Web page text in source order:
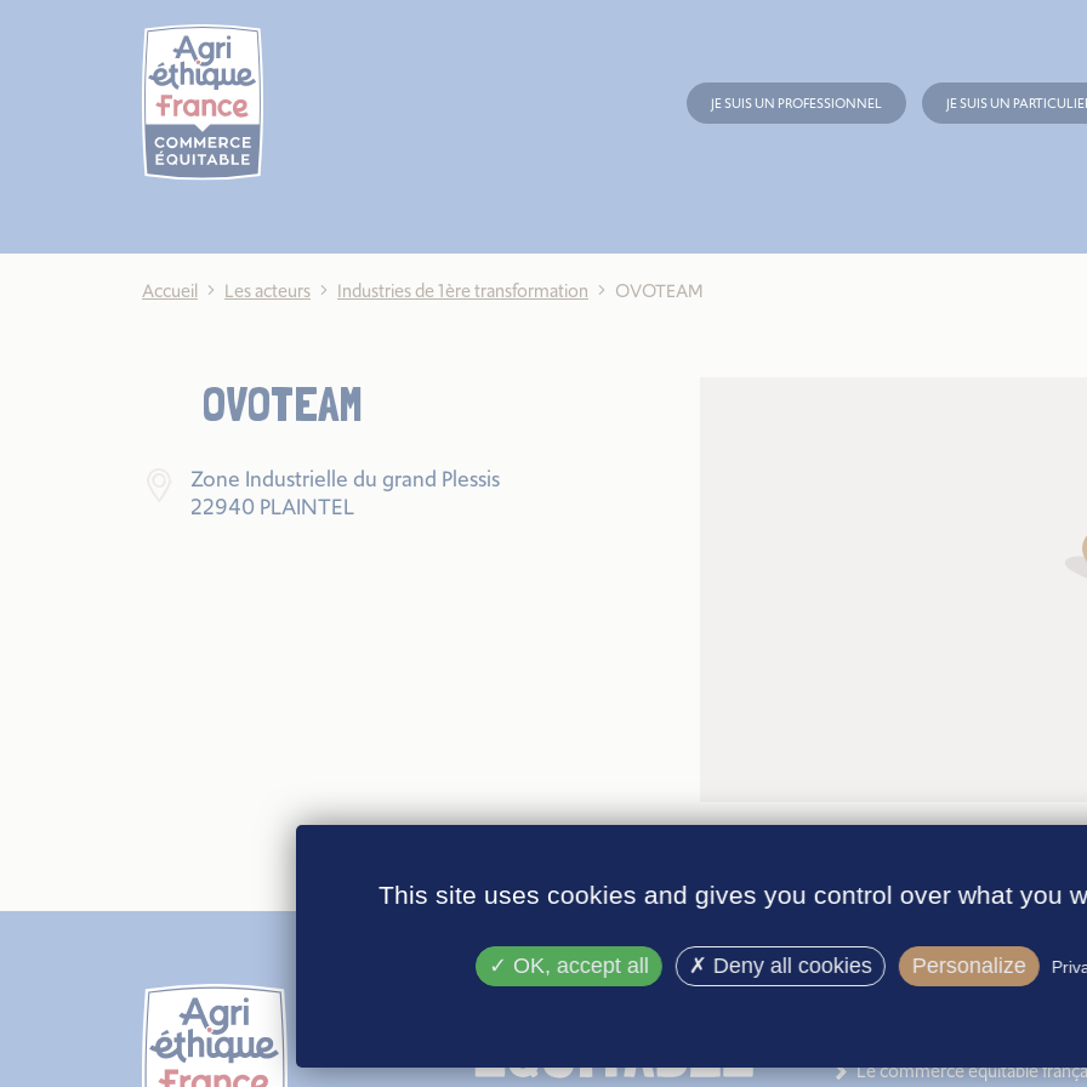
JE SUIS UN PROFESSIONNEL JE SUIS UN
Accueil Les acteurs Industries de 1ère transformation OVOTEAM
OVOTEAM
Zone Industrielle du grand Plessis
22940 PLAINTEL
Le commerce équitable
This site uses cookies and gives you control over what you
OK, accept all Deny all cookies Personalize